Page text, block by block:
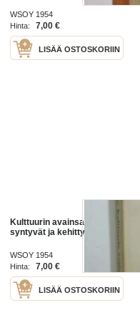
WSOY 1954
Hinta:
7,00 €
LISÄÄ OSTOSKORIIN
Kulttuurin avainsanoja : miten ne
syntyvät ja kehittyvät
WSOY 1954
Hinta:
7,00 €
LISÄÄ OSTOSKORIIN